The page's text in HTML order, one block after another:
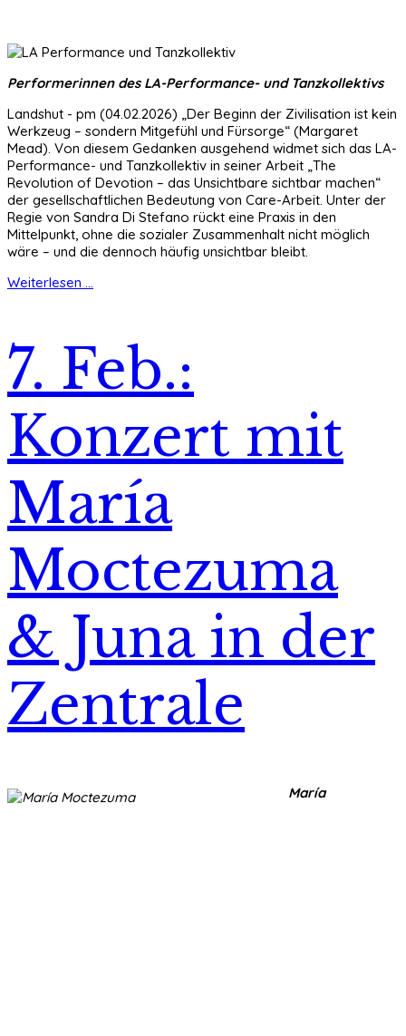
Performerinnen des LA-Performance- und Tanzkollektivs
Landshut - pm (04.02.2026) „Der Beginn der Zivilisation ist kein
Werkzeug – sondern Mitgefühl und Fürsorge“ (Margaret
Mead). Von diesem Gedanken ausgehend widmet sich das LA-
Performance- und Tanzkollektiv in seiner Arbeit „The
Revolution of Devotion – das Unsichtbare sichtbar machen“
der gesellschaftlichen Bedeutung von Care-Arbeit. Unter der
Regie von Sandra Di Stefano rückt eine Praxis in den
Mittelpunkt, ohne die sozialer Zusammenhalt nicht möglich
wäre – und die dennoch häufig unsichtbar bleibt.
Weiterlesen ...
7. Feb.:
Konzert mit
María
Moctezuma
& Juna in der
Zentrale
María